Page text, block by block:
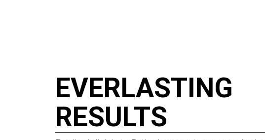
EVERLASTING
RESULTS